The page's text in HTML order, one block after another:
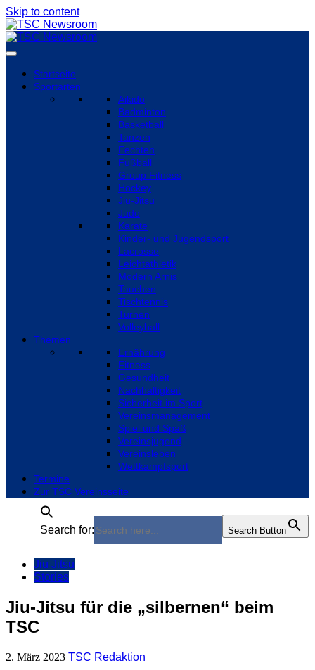
Skip to content
Startseite
Sportarten
Aikido
Badminton
Basketball
Tanzen
Fechten
Fußball
Group Fitness
Hockey
Jiu-Jitsu
Judo
Karate
Kinder- und Jugendsport
Lacrosse
Leichtathletik
Modern Arnis
Tauchen
Tischtennis
Turnen
Volleyball
Themen
Ernährung
Fitness
Gesundheit
Nachhaltigkeit
Sicherheit im Sport
Vereinsmanagement
Spiel und Spaß
Vereinsjugend
Vereinsleben
Wettkampfsport
Termine
Zur TSC Vereinsseite
Search for: Search Button
Jiu Jitsu
Stories
Jiu-Jitsu für die „silbernen“ beim
TSC
2. März 2023 TSC Redaktion